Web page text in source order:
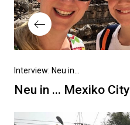
Vorheriger
Beitrag
Interview: Neu in...
Neu in ... Mexiko City